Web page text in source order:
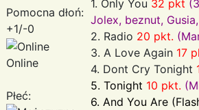
Pomocna dłoń:
+1/-0
Online
Płeć:
1. Only You 32 pkt
Jolex, beznut,
2. Radio 20 pkt.
3. A Love Again 17
4. Dont Cry Tonight
5. Tonight 10 pkt.
6. And You Are